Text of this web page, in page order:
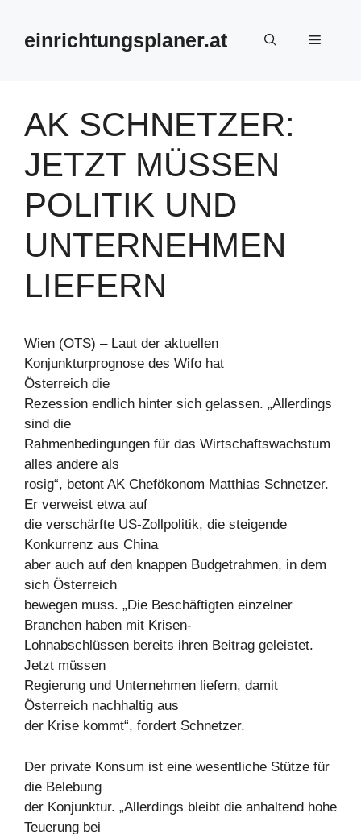
springeneinrichtungsplaner.at Menü
AK SCHNETZER:
JETZT MÜSSEN
POLITIK UND
UNTERNEHMEN
LIEFERN
Wien (OTS) – Laut der aktuellen
Konjunkturprognose des Wifo hat
Österreich die
Rezession endlich hinter sich gelassen. „Allerdings
sind die
Rahmenbedingungen für das Wirtschaftswachstum
alles andere als
rosig“, betont AK Chefökonom Matthias Schnetzer.
Er verweist etwa auf
die verschärfte US-Zollpolitik, die steigende
Konkurrenz aus China
aber auch auf den knappen Budgetrahmen, in dem
sich Österreich
bewegen muss. „Die Beschäftigten einzelner
Branchen haben mit Krisen-
Lohnabschlüssen bereits ihren Beitrag geleistet.
Jetzt müssen
Regierung und Unternehmen liefern, damit
Österreich nachhaltig aus
der Krise kommt“, fordert Schnetzer.
Der private Konsum ist eine wesentliche Stütze für
die Belebung
der Konjunktur. „Allerdings bleibt die anhaltend hohe
Teuerung bei